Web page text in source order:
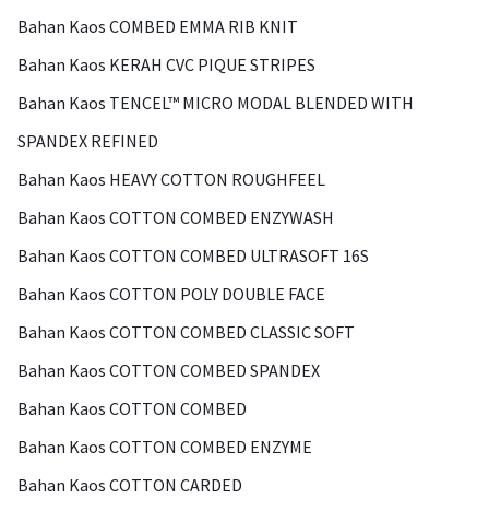
Bahan Kaos COMBED EMMA RIB KNIT
Bahan Kaos KERAH CVC PIQUE STRIPES
Bahan Kaos TENCEL™ MICRO MODAL BLENDED WITH
SPANDEX REFINED
Bahan Kaos HEAVY COTTON ROUGHFEEL
Bahan Kaos COTTON COMBED ENZYWASH
Bahan Kaos COTTON COMBED ULTRASOFT 16S
Bahan Kaos COTTON POLY DOUBLE FACE
Bahan Kaos COTTON COMBED CLASSIC SOFT
Bahan Kaos COTTON COMBED SPANDEX
Bahan Kaos COTTON COMBED
Bahan Kaos COTTON COMBED ENZYME
Bahan Kaos COTTON CARDED